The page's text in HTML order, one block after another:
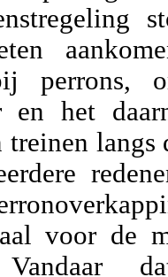
perrons,
en het
treinen langs
voor de
Vandaar